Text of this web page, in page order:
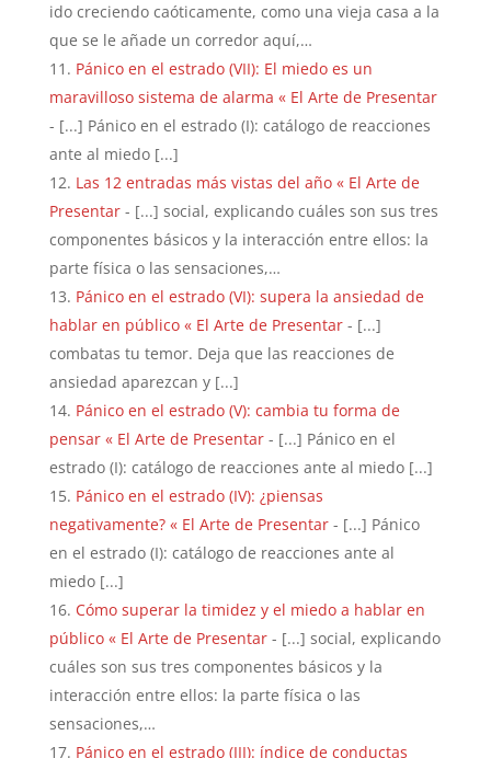
ido creciendo caóticamente, como una vieja casa a la
que se le añade un corredor aquí,…
Pánico en el estrado (VII): El miedo es un
maravilloso sistema de alarma « El Arte de Presentar
- [...] Pánico en el estrado (I): catálogo de reacciones
ante al miedo [...]
Las 12 entradas más vistas del año « El Arte de
Presentar- [...] social, explicando cuáles son sus tres
componentes básicos y la interacción entre ellos: la
parte física o las sensaciones,…
Pánico en el estrado (VI): supera la ansiedad de
hablar en público « El Arte de Presentar- [...]
combatas tu temor. Deja que las reacciones de
ansiedad aparezcan y [...]
Pánico en el estrado (V): cambia tu forma de
pensar « El Arte de Presentar- [...] Pánico en el
estrado (I): catálogo de reacciones ante al miedo [...]
Pánico en el estrado (IV): ¿piensas
negativamente? « El Arte de Presentar- [...] Pánico
en el estrado (I): catálogo de reacciones ante al
miedo [...]
Cómo superar la timidez y el miedo a hablar en
público « El Arte de Presentar- [...] social, explicando
cuáles son sus tres componentes básicos y la
interacción entre ellos: la parte física o las
sensaciones,…
Pánico en el estrado (III): índice de conductas